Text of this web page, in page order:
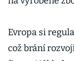
Evropa si
což brání